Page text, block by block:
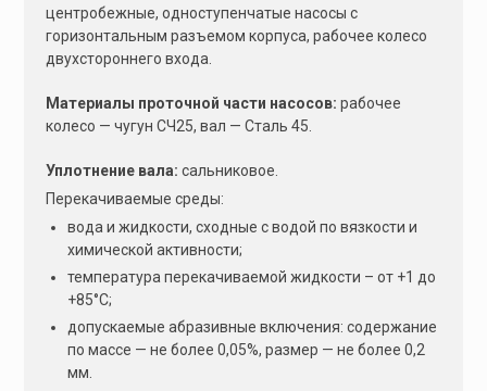
центробежные, одноступен­чатые насосы с
горизонтальным разъемом корпуса, рабочее колесо
двухстороннего входа.
Материалы проточной части насосов: рабочее
колесо — чугун СЧ25, вал — Сталь 45.
Уплотнение вала: сальниковое.
Перекачиваемые среды:
вода и жидкости, сходные с водой по вязкости и
химической активности;
температура перекачиваемой жидкости – от +1 до
+85°С;
допускаемые абразивные включения: содержание
по массе — не более 0,05%, размер — не более 0,2
мм.